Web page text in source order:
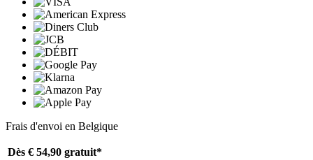
Frais d'envoi en Belgique
Dès € 54,90 gratuit*